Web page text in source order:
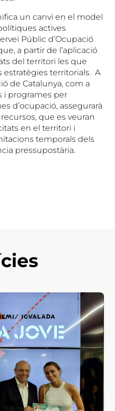
un canvi en el model
actives
Públic d’Ocupació
a partir de l’aplicació
del territori les que
estratègies territorials. A
de Catalunya, com a
i programes per
d’ocupació, assegurarà
que es veuran
en el territori i
temporals dels
pressupostària.